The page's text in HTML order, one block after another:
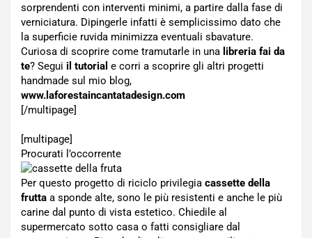
sorprendenti con interventi minimi, a partire dalla fase di
verniciatura. Dipingerle infatti è semplicissimo dato che
la superficie ruvida minimizza eventuali sbavature.
Curiosa di scoprire come tramutarle in una libreria fai da
te? Segui il tutorial e corri a scoprire gli altri progetti
handmade sul mio blog,
www.laforestaincantatadesign.com
[/multipage]
[multipage]
Procurati l’occorrente
Per questo progetto di riciclo privilegia cassette della
frutta a sponde alte, sono le più resistenti e anche le più
carine dal punto di vista estetico. Chiedile al
supermercato sotto casa o fatti consigliare dal